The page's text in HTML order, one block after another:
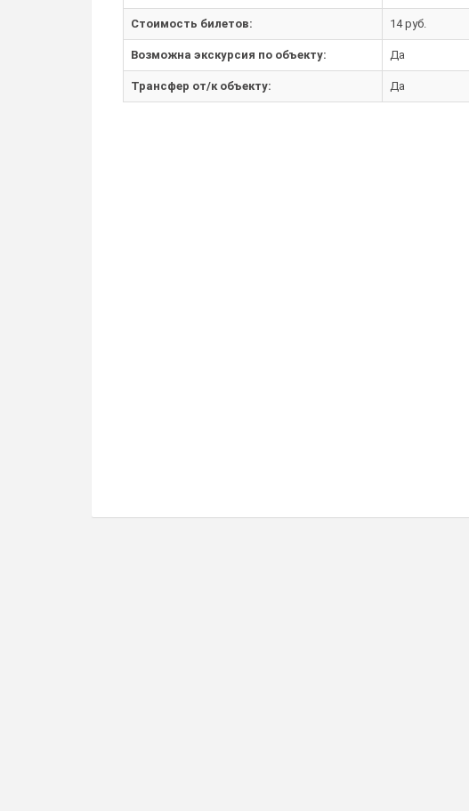
Стоимость билетов: 14 руб.
Возможна экскурсия по объекту: Да
Трансфер от/к объекту: Да